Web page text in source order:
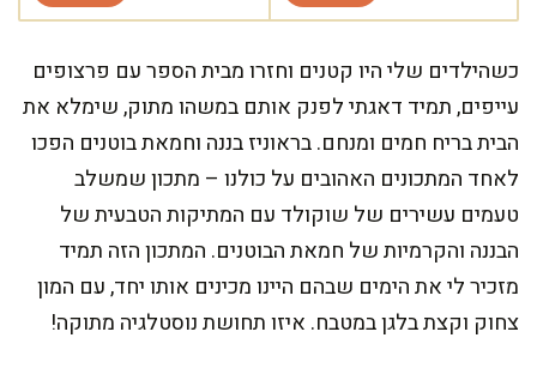
כשהילדים שלי היו קטנים וחזרו מבית הספר עם פרצופים
עייפים, תמיד דאגתי לפנק אותם במשהו מתוק, שימלא את
הבית בריח חמים ומנחם. בראוניז בננה וחמאת בוטנים הפכו
לאחד המתכונים האהובים על כולנו – מתכון שמשלב
טעמים עשירים של שוקולד עם המתיקות הטבעית של
הבננה והקרמיות של חמאת הבוטנים. המתכון הזה תמיד
מזכיר לי את הימים שבהם היינו מכינים אותו יחד, עם המון
צחוק וקצת בלגן במטבח. איזו תחושת נוסטלגיה מתוקה!